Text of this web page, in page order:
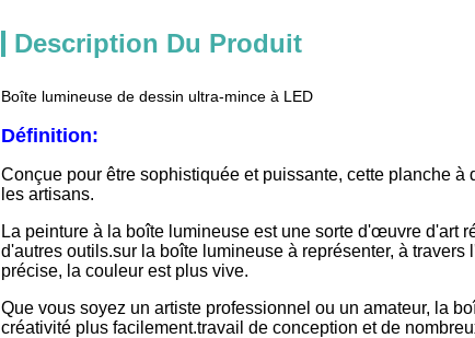
Description Du Produit
Boîte lumineuse de dessin ultra-mince à LED
Définition:
Conçue pour être sophistiquée et puissante, cette planche
les artisans.
La peinture à la boîte lumineuse est une sorte d'œuvre d'art
d'autres outils.sur la boîte lumineuse à représenter, à
précise, la couleur est plus vive.
Que vous soyez un artiste professionnel ou un amateur, la
créativité plus facilement.travail de conception et de